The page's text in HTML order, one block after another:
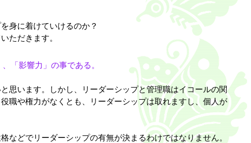
身に着けていけるのか？
ただきます。
「影響力」の事である。
思います。しかし、リーダーシップと管理職はイコールの関
職や権力がなくとも、リーダーシップは取れますし、個人が
どでリーダーシップの有無が決まるわけではなりません。